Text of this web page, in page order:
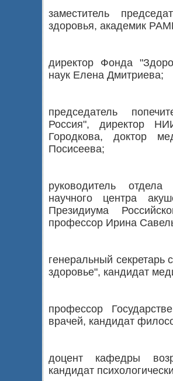
заместитель
здоровья, академик
директор Фонда
наук Елена Дмитриева;
председатель
Россия", директор
Городкова, доктор
Посисеева;
руководитель
научного центра
Президиума
профессор Ирина
генеральный секретарь
здоровье", кандидат
профессор
врачей, кандидат
доцент кафедры
кандидат